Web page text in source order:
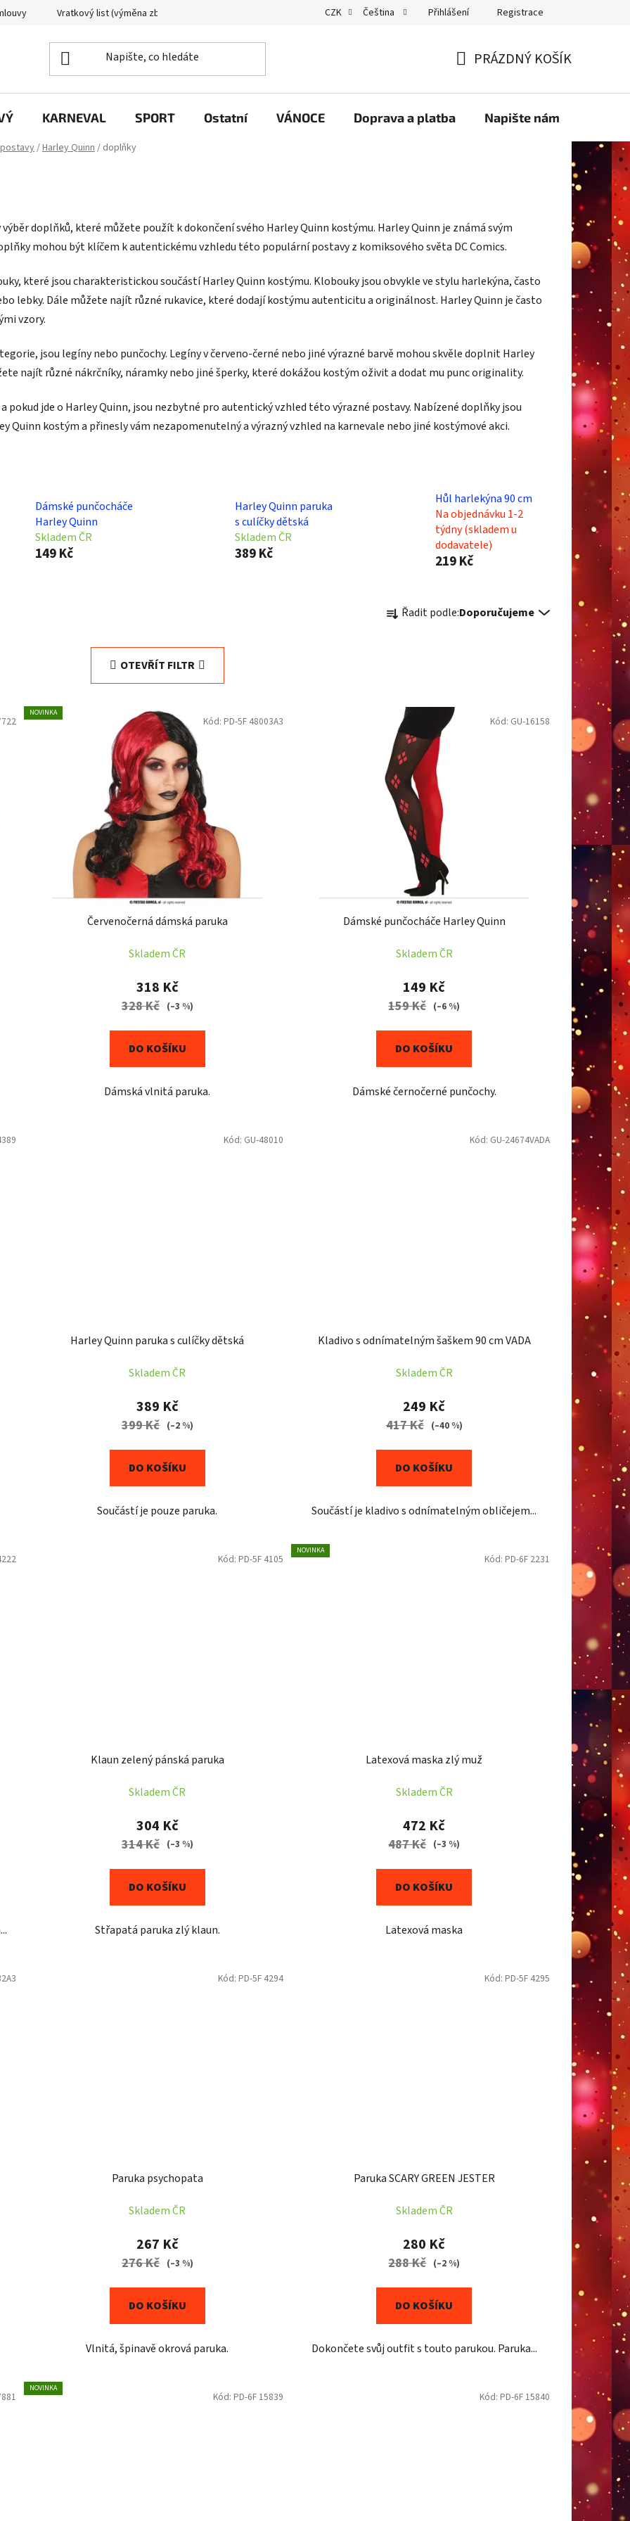
Vratkový list (výměna zboží) GDPR
CZK Čeština Přihlášení Registrace
KOŠÍK
PRÁZDNÝ KOŠÍK
KARNEVAL SPORT Ostatní VÁNOCE Doprava a platba Napište nám
/Harley Quinn/ doplňky
doplňků, které můžete použít k dokončení svého Harley Quinn kostýmu. Harley Quinn je známá svým
mohou být klíčem k autentickému vzhledu této populární postavy z komiksového světa DC Comics.
které jsou charakteristickou součástí Harley Quinn kostýmu. Klobouky jsou obvykle ve stylu harlekýna, často
lebky. Dále můžete najít různé rukavice, které dodají kostýmu autenticitu a originálnost. Harley Quinn je často
vzory.
jsou legíny nebo punčochy. Legíny v červeno-černé nebo jiné výrazné barvě mohou skvěle doplnit Harley
najít různé nákrčníky, náramky nebo jiné šperky, které dokážou kostým oživit a dodat mu punc originality.
pokud jde o Harley Quinn, jsou nezbytné pro autentický vzhled této výrazné postavy. Nabízené doplňky jsou
Quinn kostým a přinesly vám nezapomenutelný a výrazný vzhled na karnevale nebo jiné kostýmové akci.
Dámské punčocháče
Harley Quinn
Skladem ČR
149 Kč
Harley Quinn paruka
s culíčky dětská
Skladem ČR
389 Kč
Hůl harlekýna 90 cm
Na objednávku 1-2
týdny (skladem u
dodavatele)
219 Kč
a
o
d
u
k
Řadit podle:Doporučujeme
OTEVŘÍT FILTR
NOVINKA
Červenočerná dámská paruka
Skladem ČR
318 Kč
328 Kč (–3 %)
DO KOŠÍKU
Dámská vlnitá paruka.
Kód: PD-5F 48003A3
Dámské punčocháče Harley Quinn
Skladem ČR
149 Kč
159 Kč (–6 %)
DO KOŠÍKU
Dámské černočerné punčochy.
Kód: GU-16158
Harley Quinn paruka s culíčky dětská
Skladem ČR
389 Kč
399 Kč (–2 %)
DO KOŠÍKU
Součástí je pouze paruka.
Kód: GU-48010
Kladivo s odnímatelným šaškem 90 cm VADA
Skladem ČR
249 Kč
417 Kč (–40 %)
DO KOŠÍKU
Součástí je kladivo s odnímatelným obličejem...
Kód: GU-24674VADA
Klaun zelený pánská paruka
Skladem ČR
304 Kč
314 Kč (–3 %)
DO KOŠÍKU
Střapatá paruka zlý klaun.
Kód: PD-5F 4105
NOVINKA
Latexová maska zlý muž
Skladem ČR
472 Kč
487 Kč (–3 %)
DO KOŠÍKU
Latexová maska
Kód: PD-6F 2231
Paruka psychopata
Skladem ČR
267 Kč
276 Kč (–3 %)
DO KOŠÍKU
Vlnitá, špinavě okrová paruka.
Kód: PD-5F 4294
Paruka SCARY GREEN JESTER
Skladem ČR
280 Kč
288 Kč (–2 %)
DO KOŠÍKU
Dokončete svůj outfit s touto parukou. Paruka...
Kód: PD-5F 4295
NOVINKA
Kód: PD-6F 15839 Kód: PD-6F 15840